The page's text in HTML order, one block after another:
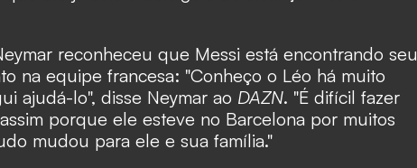
reconheceu que Messi está encontrando seu
na equipe francesa: "Conheço o Léo há muito
ajudá-lo", disse Neymar ao DAZN. "É difícil fazer
porque ele esteve no Barcelona por muitos
mudou para ele e sua família."